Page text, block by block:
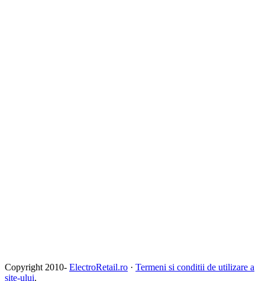
Copyright 2010- ElectroRetail.ro · Termeni si conditii de utilizare a
site-ului.